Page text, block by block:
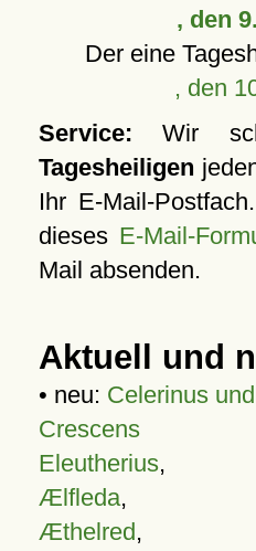
, den
Der eine
, den
Service: Wir
Tagesheiligen
Ihr E-Mail-
dieses E-Mail-
Mail absenden.
Aktuell und
• neu: Celerinus
Crescens
Eleutherius,
Ælfleda,
Æthelred,